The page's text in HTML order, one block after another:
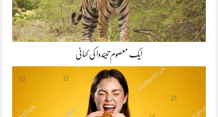
ایک معصوم تیندوا کی کہانی